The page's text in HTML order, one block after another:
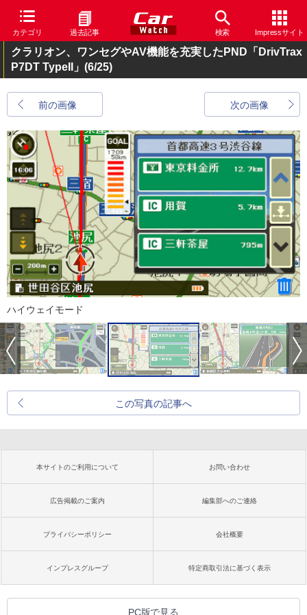
カテゴリ 過去記事 検索 Impressサイト
クラリオン、ワンセグやAV機能を充実したPND「DrivTrax
P7DT TypeII」 (6/25)
前の画像 次の画像
ハイウェイモード
この写真の記事へ
本サイトのご利用について お問い合わせ
広告掲載のご案内 編集部へのご連絡
プライバシーポリシー 会社概要
インプレスグループ 特定商取引法に基づく表示
PC版で見る